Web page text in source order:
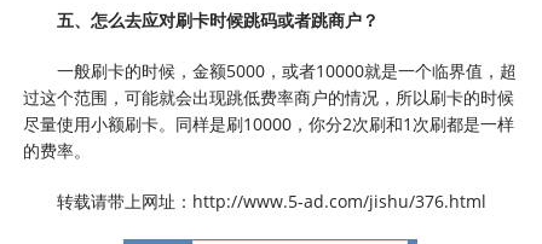
五、怎么去应对刷卡时候跳码或者跳商户？
一般刷卡的时候，金额5000，或者10000就是一个临界值，超
过这个范围，可能就会出现跳低费率商户的情况，所以刷卡的时候
尽量使用小额刷卡。同样是刷10000，你分2次刷和1次刷都是一样
的费率。
转载请带上网址：http://www.5-ad.com/jishu/376.html